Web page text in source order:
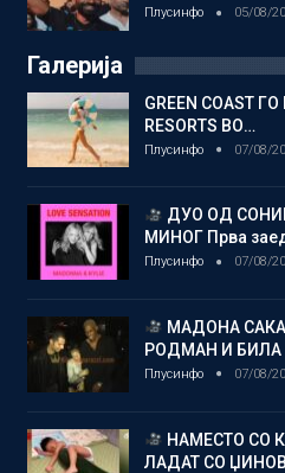
Плусинфо 05/08/
Галерија
GREEN COAST
RESORTS ВО…
Плусинфо 07/08/
ДУО ОД
МИНОГ Прва
Плусинфо 07/08/
МАДОНА
РОДМАН И
Плусинфо 07/08/
НАМЕСТО СО
ЛАДАТ СО